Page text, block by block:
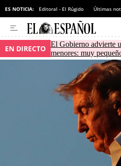
ES NOTICIA: Editoral - El Rúgido Últimas
EN DIRECTO El Gobierno advierte
menores: muy